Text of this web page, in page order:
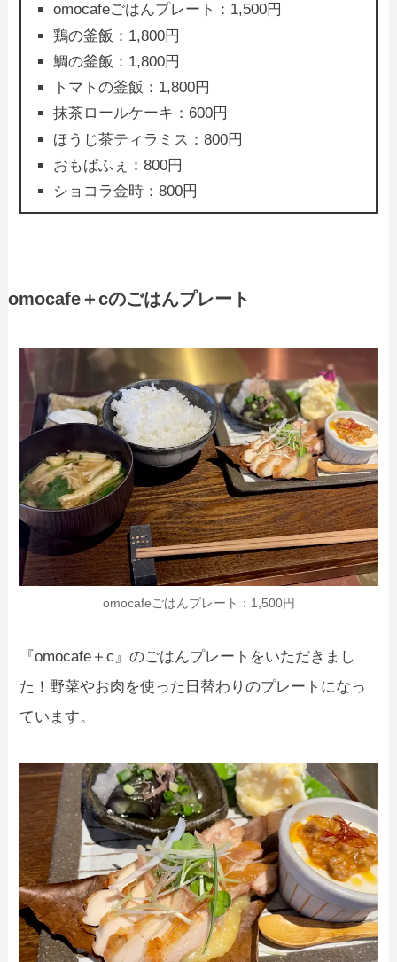
omocafeごはんプレート：1,500円
鶏の釜飯：1,800円
鯛の釜飯：1,800円
トマトの釜飯：1,800円
抹茶ロールケーキ：600円
ほうじ茶ティラミス：800円
おもぱふぇ：800円
ショコラ金時：800円
omocafe＋cのごはんプレート
omocafeごはんプレート：1,500円
『omocafe＋c』のごはんプレートをいただきまし
た！野菜やお肉を使った日替わりのプレートになっ
ています。